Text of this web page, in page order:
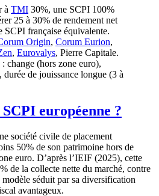
à TMI 30%, une SCPI 100%
25 à 30% de rendement net
SCPI française équivalente.
Origin, Corum Eurion,
, Eurovalys, Pierre Capitale.
change (hors zone euro),
de jouissance longue (3 à
SCPI européenne ?
société civile de placement
50% de son patrimoine hors de
euro. D’après l’IEIF (2025), cette
de la collecte nette du marché, contre
séduit par sa diversification
avantageux.